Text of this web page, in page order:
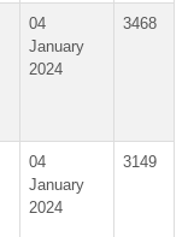
04
January
2024
3468
04
January
2024
3149